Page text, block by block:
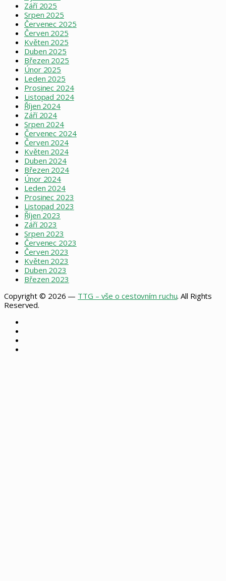
Září 2025
Srpen 2025
Červenec 2025
Červen 2025
Květen 2025
Duben 2025
Březen 2025
Únor 2025
Leden 2025
Prosinec 2024
Listopad 2024
Říjen 2024
Září 2024
Srpen 2024
Červenec 2024
Červen 2024
Květen 2024
Duben 2024
Březen 2024
Únor 2024
Leden 2024
Prosinec 2023
Listopad 2023
Říjen 2023
Září 2023
Srpen 2023
Červenec 2023
Červen 2023
Květen 2023
Duben 2023
Březen 2023
Copyright © 2026 — TTG – vše o cestovním ruchu. All Rights
Reserved.